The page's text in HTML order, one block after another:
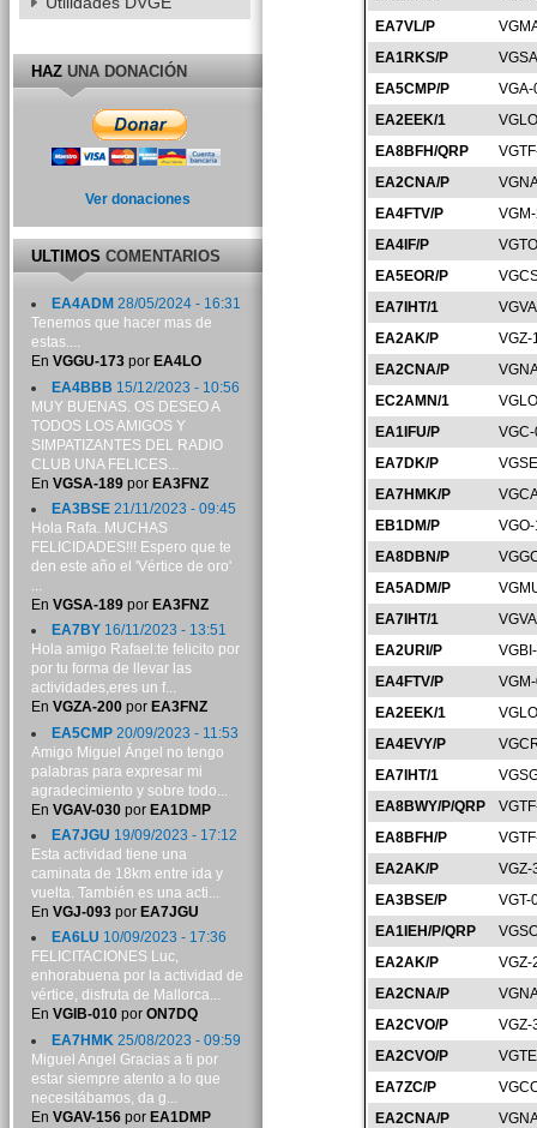
EA7VL/P
EA1RKS/P
EA5CMP/P
EA2EEK/1
EA8BFH/QRP
EA2CNA/P
EA4FTV/P
EA4IF/P
EA5EOR/P
EA7IHT/1
EA2AK/P
VGZ-
EA2CNA/P
EC2AMN/1
EA1IFU/P
EA7DK/P
EA7HMK/P
EB1DM/P
EA8DBN/P
EA5ADM/P
EA7IHT/1
EA2URI/P
EA4FTV/P
EA2EEK/1
EA4EVY/P
EA7IHT/1
EA8BWY/P/QRP
EA8BFH/P
EA2AK/P
VGZ-
EA3BSE/P
VGT-
EA1IEH/P/QRP
EA2AK/P
VGZ-
EA2CNA/P
EA2CVO/P
VGZ-
EA2CVO/P
EA7ZC/P
EA2CNA/P
HAZUNA DONACIÓN
Ver donaciones
ULTIMOSCOMENTARIOS
EA4ADM 28/05/2024 - 16:31
Tenemos que hacer mas de
estas....
En VGGU-173por EA4LO
EA4BBB 15/12/2023 - 10:56
MUY BUENAS. OS DESEO A
TODOS LOS AMIGOS Y
SIMPATIZANTES DEL RADIO
CLUB UNA FELICES...
En VGSA-189por EA3FNZ
EA3BSE21/11/2023 - 09:45
Hola Rafa. MUCHAS
FELICIDADES!!! Espero que te
den este año el 'Vértice de oro'
...
En VGSA-189por EA3FNZ
EA7BY16/11/2023 - 13:51
Hola amigo Rafael:te felicito por
por tu forma de llevar las
actividades,eres un f...
En VGZA-200por EA3FNZ
EA5CMP20/09/2023 - 11:53
Amigo Miguel Ángel no tengo
palabras para expresar mi
agradecimiento y sobre todo...
En VGAV-030por EA1DMP
EA7JGU 19/09/2023 - 17:12
Esta actividad tiene una
caminata de 18km entre ida y
vuelta. También es una acti...
En VGJ-093por EA7JGU
EA6LU 10/09/2023 - 17:36
FELICITACIONES Luc,
enhorabuena por la actividad de
vértice, disfruta de Mallorca...
En VGIB-010por ON7DQ
EA7HMK 25/08/2023 - 09:59
Miguel Angel Gracias a ti por
estar siempre atento a lo que
necesitábamos, da g...
En VGAV-156por EA1DMP